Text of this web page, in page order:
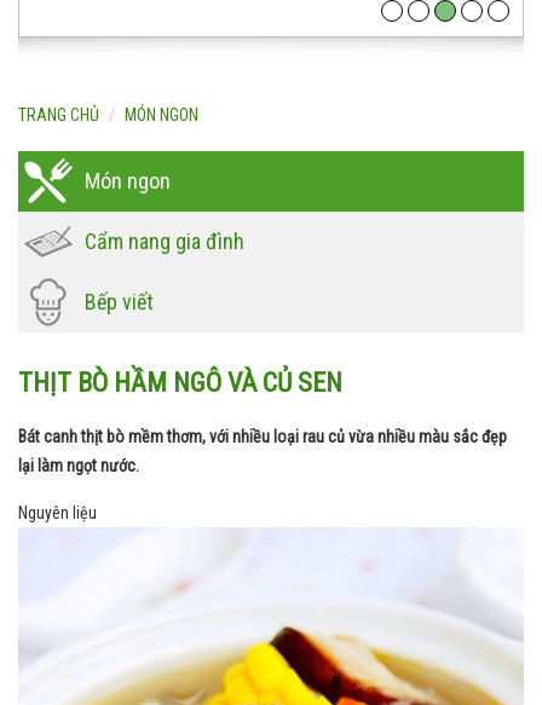
TRANG CHỦ MÓN NGON
Món ngon
Cẩm nang gia đình
Bếp viết
THỊT BÒ HẦM NGÔ VÀ CỦ SEN
Bát canh thịt bò mềm thơm, với nhiều loại rau củ vừa nhiều màu sắc đẹp
lại làm ngọt nước.
Nguyên liệu